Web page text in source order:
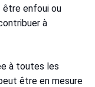
être enfoui ou
à
à toutes les
être en mesure